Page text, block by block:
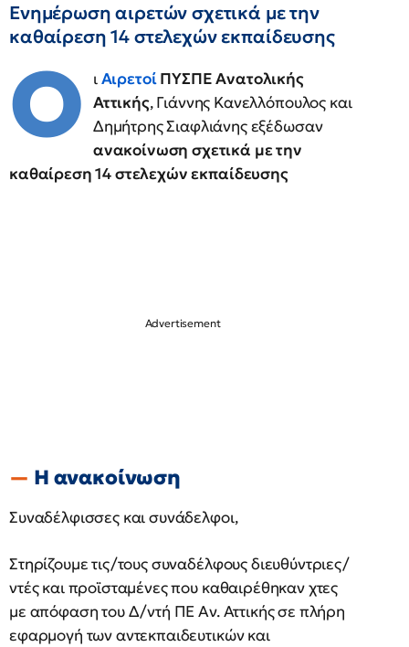
Ενημέρωση αιρετών σχετικά με την
καθαίρεση 14 στελεχών εκπαίδευσης
Ο ιΑιρετοίΠΥΣΠΕ Ανατολικής
Αττικής, Γιάννης Κανελλόπουλος και
Δημήτρης Σιαφλιάνης εξέδωσαν
ανακοίνωση σχετικά με την
καθαίρεση 14 στελεχών εκπαίδευσης
Η ανακοίνωση
Συναδέλφισσες και συνάδελφοι,
Στηρίζουμε τις/τους συναδέλφους διευθύντριες/
ντές και προϊσταμένες που καθαιρέθηκαν χτες
με απόφαση του Δ/ντή ΠΕ Αν. Αττικής σε πλήρη
εφαρμογή των αντεκπαιδευτικών και